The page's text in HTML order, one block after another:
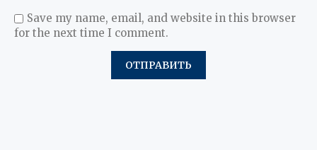
Save my name, email, and website in this browser
for the next time I comment.